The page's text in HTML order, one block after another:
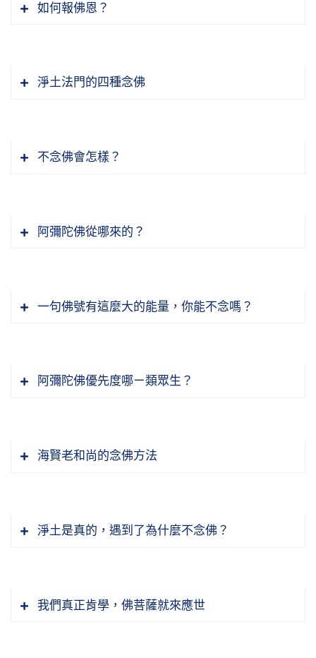
童子的，這是一般人講的「般舟三昧」；只可以
以諦閑老法師慈悲，教導我們念累了就休息，休
如何報佛恩？
上到處都是，所以帶來嚴重的災難。確實像念老
淨土法門的四種念佛
不念佛會怎樣？
阿彌陀佛從哪來的？
一句佛號有這麼大的能量，你能不念嗎？
阿彌陀佛優先度哪ㄧ類眾生？
海賢老和尚的念佛方法
淨土是真的，遇到了為什麼不念佛？
我們真正肯學，佛菩薩就來應世